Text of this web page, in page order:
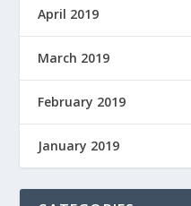
April 2019
March 2019
February 2019
January 2019